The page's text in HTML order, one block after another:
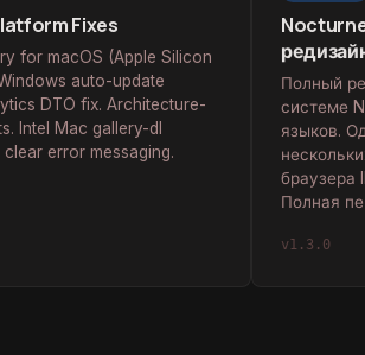
Fixes
for macOS (Apple Silicon
auto-update
DTO fix. Architecture-
Intel Mac gallery-dl
error messaging.
Полный
системе
языков.
браузера
Полная
v1.3.0